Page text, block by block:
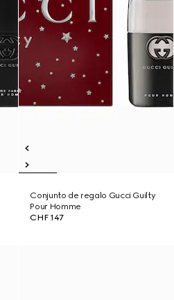
Conjunto de regalo Gucci Guilty
Pour Homme
CHF 147